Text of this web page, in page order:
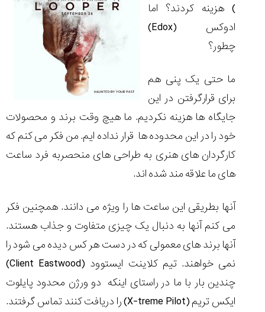
) هزینه کردند؟ اما
ادوکس (Edox)
چطور؟
ما حتی یک پنی هم
برای قرارگرفتن در این
جایگاه ها هزینه نکردیم. ما هیچ وقت برند و محصولات
خود را در این محدوده ها قرار نداده ایم. من فکر می کنم که
کارگردان های هنری به طراحی های منحصربه فرد ساعت
های ما علاقه مند شده اند.
آنها بطریقی این ساعت ها را ویژه می دانند. همچنین فکر
می کنم آنها به دنبال یک چیزی متفاوت و جذاب هستند.
آنها برند های معمولی که در دست هر کس دیده می شود را
نمی خواهند. تیم کلاینت ایستوود (Client Eastwood)
چندین بار با ما در راستای اینکه دو ورژن محدود پایلوت
ایکس تریم(X-treme Pilot)را دریافت کنند تماس گرفتند.